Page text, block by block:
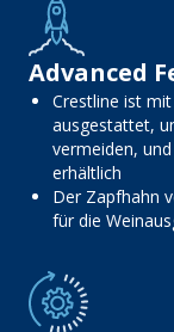
Advanced
Crestline ist
ausgestattet,
vermeiden,
erhältlich
Der Zapfhahn
für die